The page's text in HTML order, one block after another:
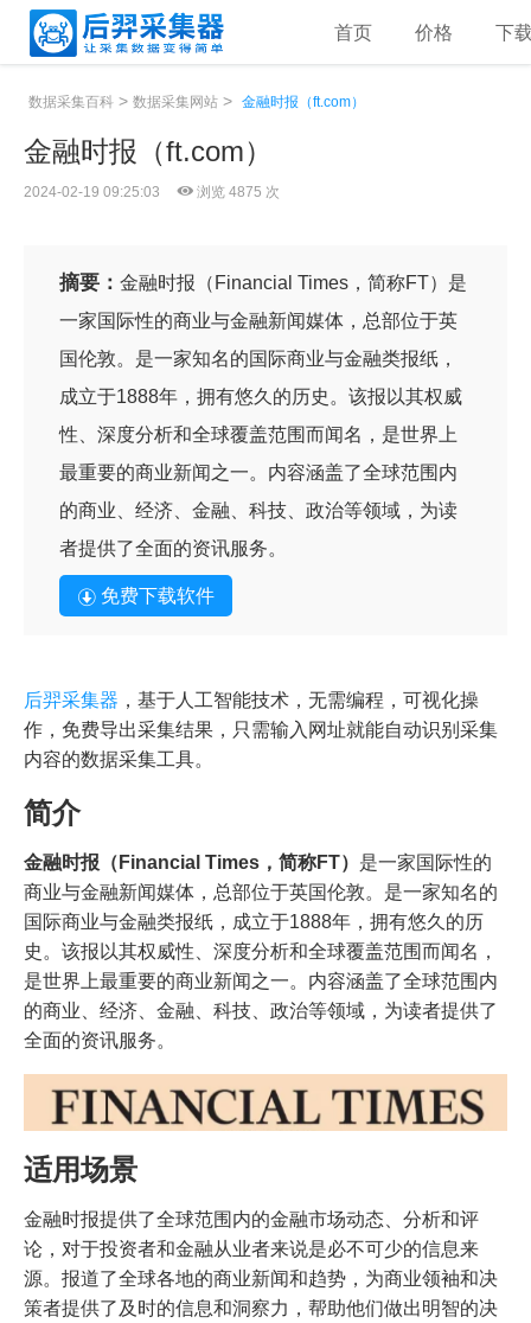
首页 价格 下
数据采集百科 > 数据采集网站 > 金融时报（ft.com）
金融时报（ft.com）
2024-02-19 09:25:03 浏览 4875 次
摘要： 金融时报（Financial Times，简称FT）是
一家国际性的商业与金融新闻媒体，总部位于英
国伦敦。是一家知名的国际商业与金融类报纸，
成立于1888年，拥有悠久的历史。该报以其权威
性、深度分析和全球覆盖范围而闻名，是世界上
最重要的商业新闻之一。内容涵盖了全球范围内
的商业、经济、金融、科技、政治等领域，为读
者提供了全面的资讯服务。
免费下载软件
后羿采集器 ，基于人工智能技术，无需编程，可视化操
作，免费导出采集结果，只需输入网址就能自动识别采集
内容的数据采集工具。
简介
金融时报（Financial Times，简称FT） 是一家国际性的
商业与金融新闻媒体，总部位于英国伦敦。是一家知名的
国际商业与金融类报纸，成立于1888年，拥有悠久的历
史。该报以其权威性、深度分析和全球覆盖范围而闻名，
是世界上最重要的商业新闻之一。内容涵盖了全球范围内
的商业、经济、金融、科技、政治等领域，为读者提供了
全面的资讯服务。
适用场景
金融时报提供了全球范围内的金融市场动态、分析和评
论，对于投资者和金融从业者来说是必不可少的信息来
源。报道了全球各地的商业新闻和趋势，为商业领袖和决
策者提供了及时的信息和洞察力，帮助他们做出明智的决